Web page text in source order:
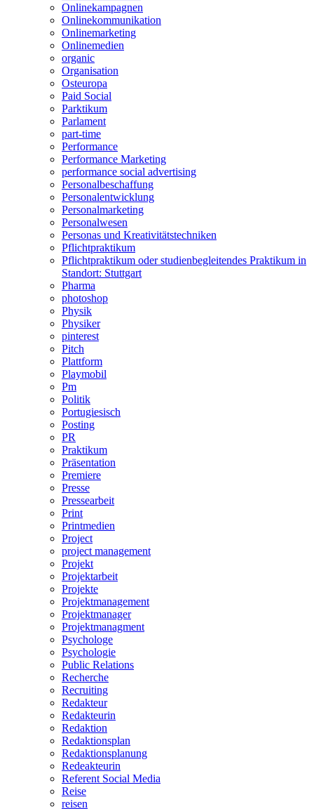
Onlinekampagnen
Onlinekommunikation
Onlinemarketing
Onlinemedien
organic
Organisation
Osteuropa
Paid Social
Parktikum
Parlament
part-time
Performance
Performance Marketing
performance social advertising
Personalbeschaffung
Personalentwicklung
Personalmarketing
Personalwesen
Personas und Kreativitätstechniken
Pflichtpraktikum
Pflichtpraktikum oder studienbegleitendes Praktikum in
Standort: Stuttgart
Pharma
photoshop
Physik
Physiker
pinterest
Pitch
Plattform
Playmobil
Pm
Politik
Portugiesisch
Posting
PR
Praktikum
Präsentation
Premiere
Presse
Pressearbeit
Print
Printmedien
Project
project management
Projekt
Projektarbeit
Projekte
Projektmanagement
Projektmanager
Projektmanagment
Psychologe
Psychologie
Public Relations
Recherche
Recruiting
Redakteur
Redakteurin
Redaktion
Redaktionsplan
Redaktionsplanung
Redeakteurin
Referent Social Media
Reise
reisen